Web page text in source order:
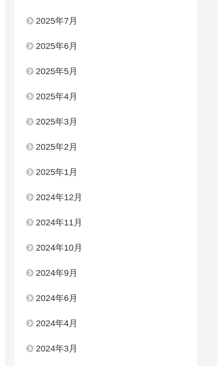
2025年7月
2025年6月
2025年5月
2025年4月
2025年3月
2025年2月
2025年1月
2024年12月
2024年11月
2024年10月
2024年9月
2024年6月
2024年4月
2024年3月